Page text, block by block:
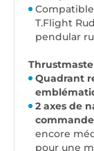
T.Flight
pendular
Quadrant
2 axes de
encore
pour une